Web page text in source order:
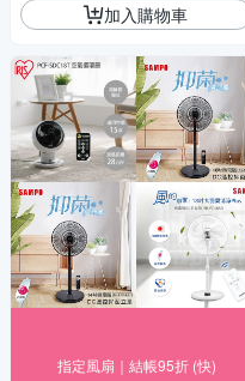
加入購物車
指定風扇｜結帳95折 (快)